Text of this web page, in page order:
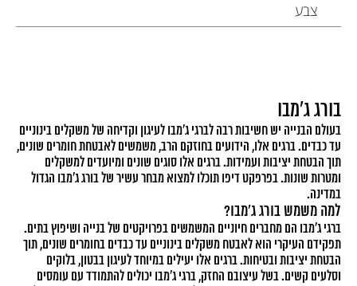
צבע
בורג ג'מבו
בעולם הבנייה יש חשיבות רבה לברגי ג'מבו לעיגון וקדיחה של משקלים בינוניים
עד כבדים. ברגים אלו, הידועים בחוזקם הרב, משמשים לאבטחת חומרים שונים,
תוך הבטחת יציבות ועמידות. ברגים אלו סוגים שונים ומיועדים למשקלים
ומטרות שונות. בפרפקט דיפו תוכלו למצוא מבחר עשיר של בורג ג'מבו הגדול
במדינה.
למה משמש בורג ג'מבו?
ברגי ג'מבו הם מחברים חיוניים המשמשים בפרויקטים של בנייה ושיפוץ בתים.
תפקידם העיקרי הוא לאבטח משקלים בינוניים עד כבדים בחומרים שונים, תוך
הבטחת יציבות ובטיחות. ברגים אלו יעילים במיוחד לעיגון בבטון, בלוקים
וסלעים קשים. בשל עיצובם החזק, ברגי ג'מבו יכולים להתמודד עם עומסים